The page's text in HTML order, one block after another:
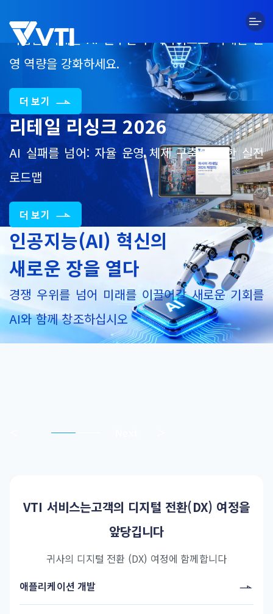
to
content
최첨단 리테일 AI 솔루션과 디바이스로 리테일 운
영 역량을 강화하세요.
더 보기
리테일 리싱크 2026
AI 실패를 넘어: 자율 운영 체제 구축을 위한 실전
로드맵
더 보기
인공지능(AI) 혁신의
새로운 장을 열다
경쟁 우위를 넘어 미래를 이끌어갈 새로운 기회를
AI와 함께 창조하십시오
VTI 서비스는고객의 디지털 전환(DX) 여정을
앞당깁니다
귀사의 디지털 전환 (DX) 여정에 함께합니다
애플리케이션 개발